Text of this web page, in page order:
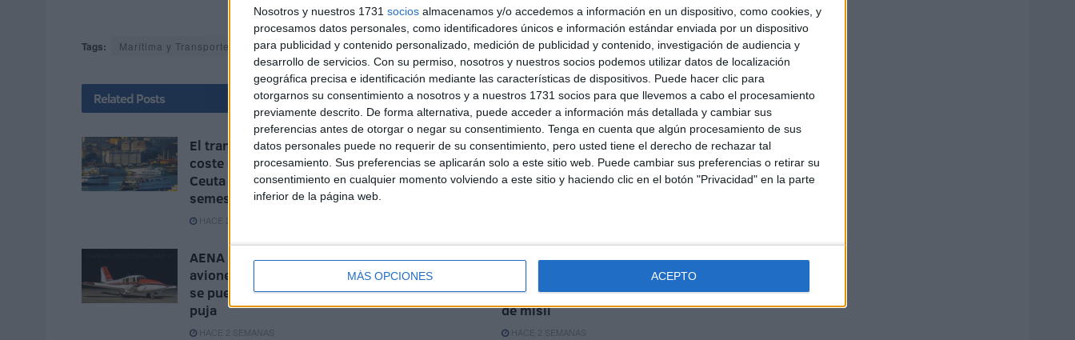
Nosotros y nuestros 1731 socios almacenamos y/o accedemos a información en un dispositivo, como cookies, y
procesamos datos personales, como identificadores únicos e información estándar enviada por un dispositivo
para publicidad y contenido personalizado, medición de publicidad y contenido, investigación de audiencia y
desarrollo de servicios. Con su permiso, nosotros y nuestros socios podemos utilizar datos de localización
geográfica precisa e identificación mediante las características de dispositivos. Puede hacer clic para
otorgarnos su consentimiento a nosotros y a nuestros 1731 socios para que llevemos a cabo el procesamiento
previamente descrito. De forma alternativa, puede acceder a información más detallada y cambiar sus
preferencias antes de otorgar o negar su consentimiento. Tenga en cuenta que algún procesamiento de sus
datos personales puede no requerir de su consentimiento, pero usted tiene el derecho de rechazar tal
procesamiento. Sus preferencias se aplicarán solo a este sitio web. Puede cambiar sus preferencias o retirar su
consentimiento en cualquier momento volviendo a este sitio y haciendo clic en el botón "Privacidad" en la parte
inferior de la página web.
MÁS OPCIONES ACEPTO
Tags: Marítima y Transportes
Related Posts
El transporte aumenta el
coste de la vida un 1,8% en
Ceuta durante el primer
semestre
HACE 2 SEMANAS
Baleària impulsa la FP
marítima sostenible
HACE 2 SEMANAS
AENA saca a subasta una
avioneta por 10 euros: así
se puede participar en la
puja
HACE 2 SEMANAS
La fragata Álvaro de Bazán
refuerza su capacidad de
combate con un lanzamiento
de misil
HACE 2 SEMANAS